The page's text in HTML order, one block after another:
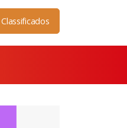
Classificados